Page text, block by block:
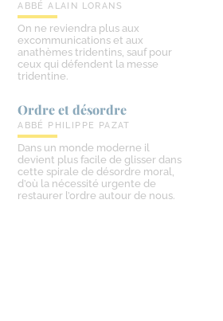
ABBÉ ALAIN LORANS
On ne reviendra plus aux
excommunications et aux
anathèmes tridentins, sauf pour
ceux qui défendent la messe
tridentine.
Ordre et désordre
ABBÉ PHILIPPE PAZAT
Dans un monde moderne il
devient plus facile de glisser dans
cette spirale de désordre moral,
d’où la nécessité urgente de
restaurer l’ordre autour de nous.